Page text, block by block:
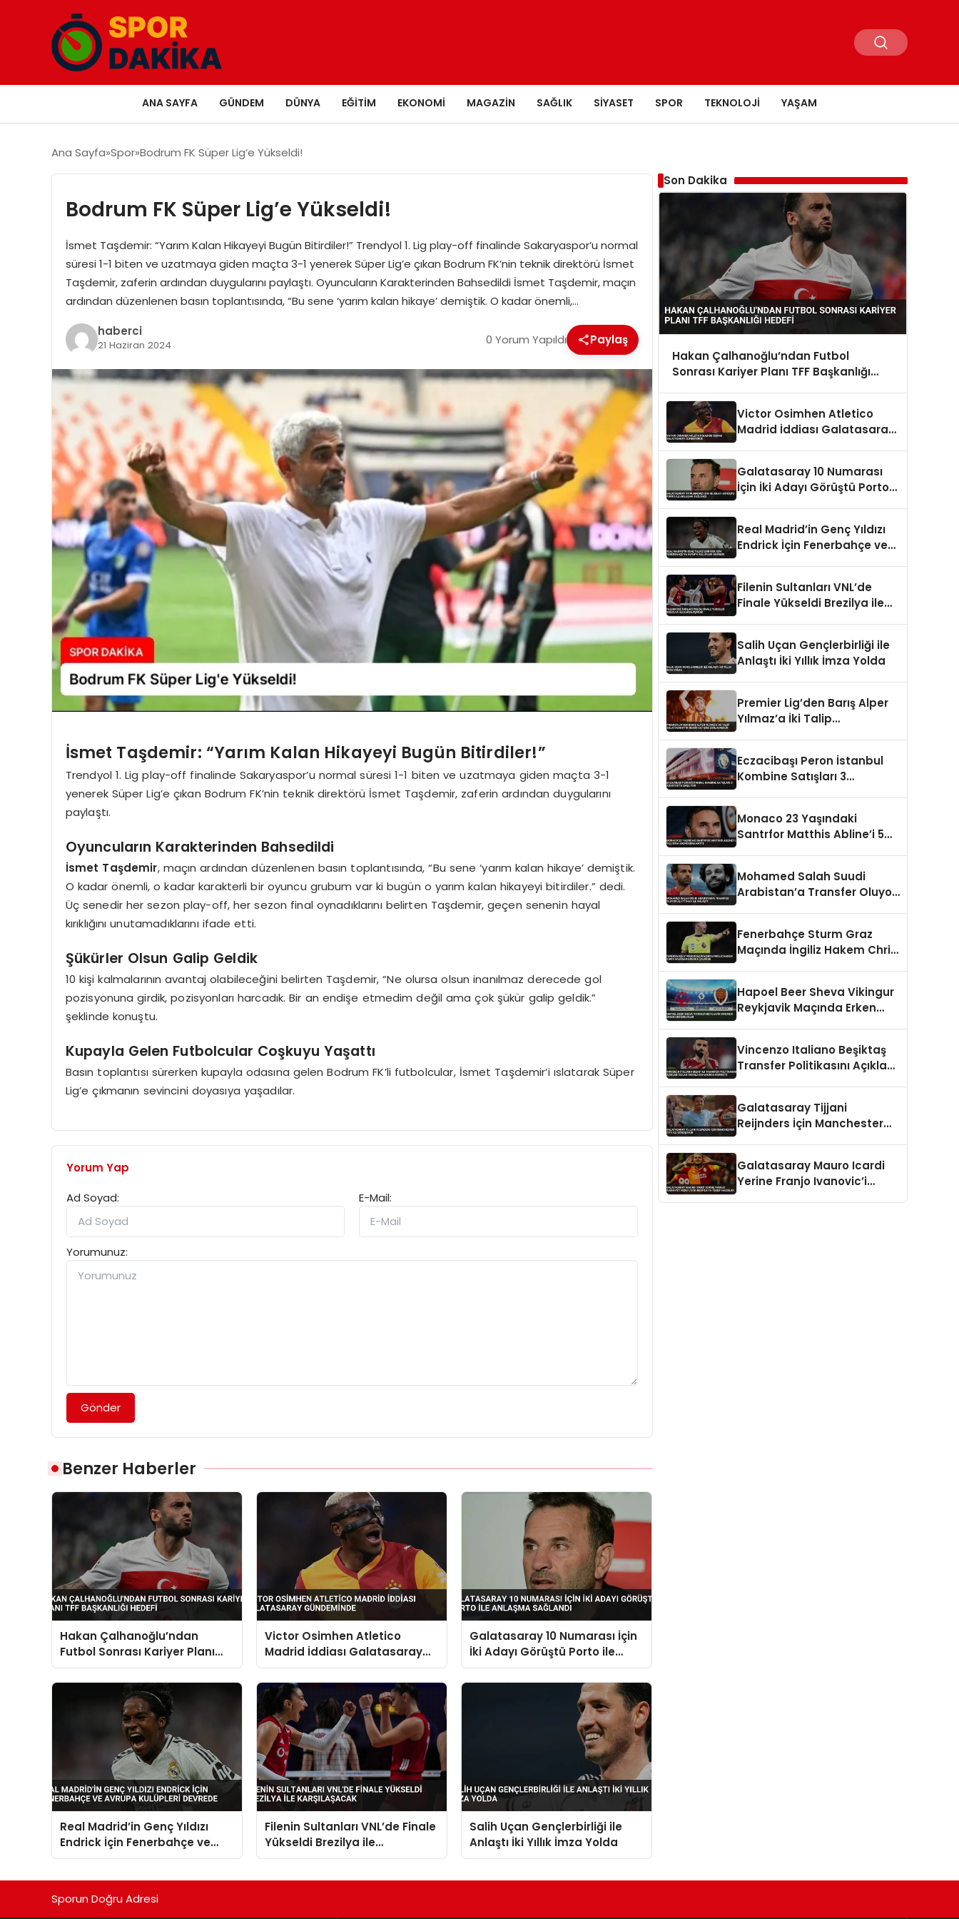
ANA SAYFA GÜNDEM DÜNYA EĞITIM EKONOMI MAGAZIN SAĞLIK SIYASET SPOR TEKNOLOJI YAŞAM
Ana Sayfa Spor Bodrum FK Süper Lig’e Yükseldi!
Bodrum FK Süper Lig’e Yükseldi!
İsmet Taşdemir: “Yarım Kalan Hikayeyi Bugün Bitirdiler!” Trendyol 1. Lig play-off finalinde Sakaryaspor’u normal
süresi 1-1 biten ve uzatmaya giden maçta 3-1 yenerek Süper Lig’e çıkan Bodrum FK’nin teknik direktörü İsmet
Taşdemir, zaferin ardından duygularını paylaştı. Oyuncuların Karakterinden Bahsedildi İsmet Taşdemir, maçın
ardından düzenlenen basın toplantısında, “Bu sene ‘yarım kalan hikaye’ demiştik. O kadar önemli,…
haberci
21 Haziran 2024 0 Yorum Yapıldı Paylaş
İsmet Taşdemir: “Yarım Kalan Hikayeyi Bugün Bitirdiler!”
Trendyol 1. Lig play-off finalinde Sakaryaspor’u normal süresi 1-1 biten ve uzatmaya giden maçta 3-1
yenerek Süper Lig’e çıkan Bodrum FK’nin teknik direktörü İsmet Taşdemir, zaferin ardından duygularını
paylaştı.
Oyuncuların Karakterinden Bahsedildi
İsmet Taşdemir, maçın ardından düzenlenen basın toplantısında, “Bu sene ‘yarım kalan hikaye’ demiştik.
O kadar önemli, o kadar karakterli bir oyuncu grubum var ki bugün o yarım kalan hikayeyi bitirdiler.” dedi.
Üç senedir her sezon play-off, her sezon final oynadıklarını belirten Taşdemir, geçen senenin hayal
kırıklığını unutamadıklarını ifade etti.
Şükürler Olsun Galip Geldik
10 kişi kalmalarının avantaj olabileceğini belirten Taşdemir, “Ne olursa olsun inanılmaz derecede gol
pozisyonuna girdik, pozisyonları harcadık. Bir an endişe etmedim değil ama çok şükür galip geldik.”
şeklinde konuştu.
Kupayla Gelen Futbolcular Coşkuyu Yaşattı
Basın toplantısı sürerken kupayla odasına gelen Bodrum FK’li futbolcular, İsmet Taşdemir’i ıslatarak Süper
Lig’e çıkmanın sevincini doyasıya yaşadılar.
Yorum Yap
Ad Soyad:
E-Mail:
Yorumunuz:
Gönder
Benzer Haberler
Hakan Çalhanoğlu’ndan
Futbol Sonrası Kariyer Planı
TFF Başkanlığı Hedefi
Victor Osimhen Atletico
Madrid İddiası Galatasaray
Gündeminde
Galatasaray 10 Numarası İçin
İki Adayı Görüştü Porto ile
Anlaşma Sağlandı
Real Madrid’in Genç Yıldızı
Endrick İçin Fenerbahçe ve
Avrupa Kulüpleri Devrede
Filenin Sultanları VNL’de Finale
Yükseldi Brezilya ile
Karşılaşacak
Salih Uçan Gençlerbirliği ile
Anlaştı İki Yıllık İmza Yolda
Son Dakika
Hakan Çalhanoğlu’ndan Futbol
Sonrası Kariyer Planı TFF Başkanlığı
Victor Osimhen Atletico
Madrid İddiası Galatasaray
Galatasaray 10 Numarası
İçin İki Adayı Görüştü Porto
Real Madrid’in Genç Yıldızı
Endrick İçin Fenerbahçe ve
Filenin Sultanları VNL’de
Finale Yükseldi Brezilya ile
Salih Uçan Gençlerbirliği ile
Anlaştı İki Yıllık İmza Yolda
Premier Lig’den Barış Alper
Yılmaz’a İki Talip
Eczacibaşı Peron İstanbul
Kombine Satışları 3
Monaco 23 Yaşındaki
Santrfor Matthis Abline’i 5
Mohamed Salah Suudi
Arabistan’a Transfer Oluyor
Fenerbahçe Sturm Graz
Maçında İngiliz Hakem Chris
Hapoel Beer Sheva Vikingur
Reykjavik Maçında Erken
Vincenzo Italiano Beşiktaş
Transfer Politikasını Açıkladı
Galatasaray Tijjani
Reijnders İçin Manchester
Galatasaray Mauro Icardi
Yerine Franjo Ivanovic’i
Sporun Doğru Adresi